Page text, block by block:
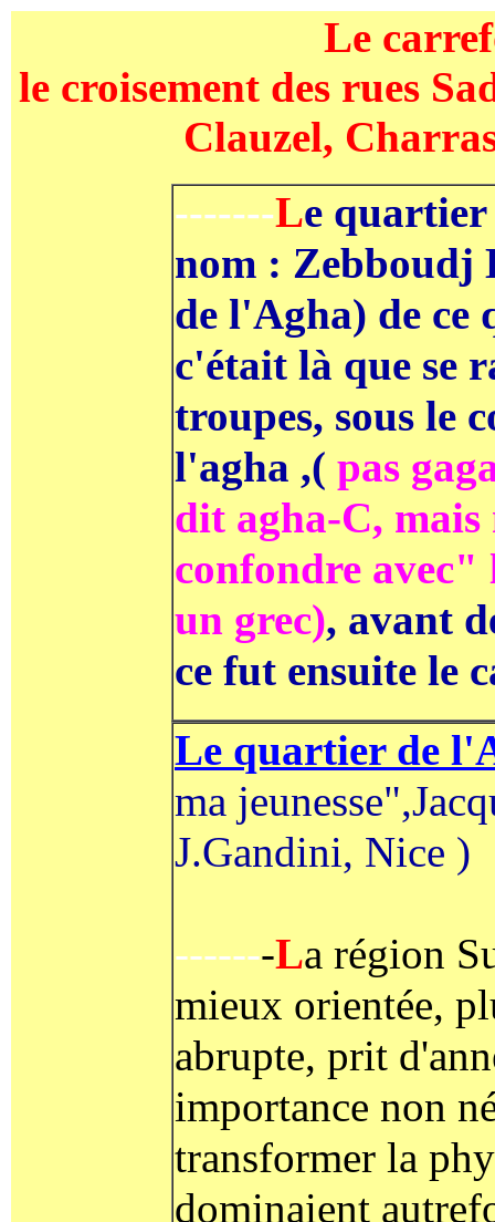
Le
le croisement des rues
Clauzel,
-------Le
nom : Zebboudj
de l'Agha) de ce
c'était là que se
troupes, sous le
l'agha ,( pas
dit agha-C, mais
confondre
un grec), avant
ce fut ensuite le
Le quartier de
ma
J.Gandini, Nice )
-------La région
mieux orientée,
abrupte, prit
importance non
transformer la
dominaient